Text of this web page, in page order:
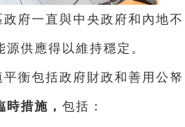
府一直與中央政府和內地不
供應得以維持穩定。
衡包括政府財政和善用公帑
措施， 包括：